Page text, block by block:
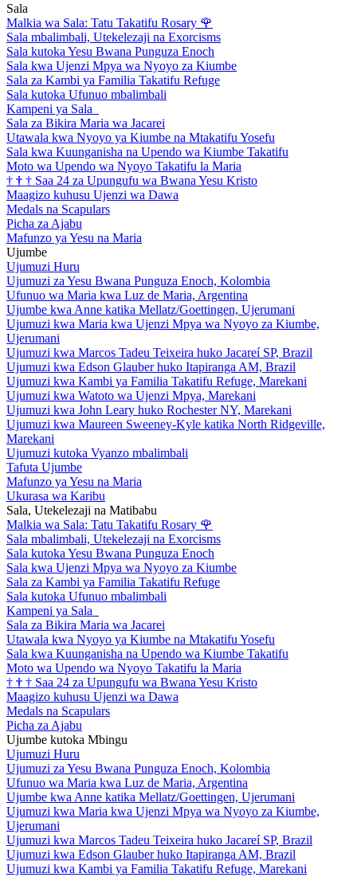
Sala
Malkia wa Sala: Tatu Takatifu Rosary 🌹
Sala mbalimbali, Utekelezaji na Exorcisms
Sala kutoka Yesu Bwana Punguza Enoch
Sala kwa Ujenzi Mpya wa Nyoyo za Kiumbe
Sala za Kambi ya Familia Takatifu Refuge
Sala kutoka Ufunuo mbalimbali
Kampeni ya Sala
Sala za Bikira Maria wa Jacarei
Utawala kwa Nyoyo ya Kiumbe na Mtakatifu Yosefu
Sala kwa Kuunganisha na Upendo wa Kiumbe Takatifu
Moto wa Upendo wa Nyoyo Takatifu la Maria
† † † Saa 24 za Upungufu wa Bwana Yesu Kristo
Maagizo kuhusu Ujenzi wa Dawa
Medals na Scapulars
Picha za Ajabu
Mafunzo ya Yesu na Maria
Ujumbe
Ujumuzi Huru
Ujumuzi za Yesu Bwana Punguza Enoch, Kolombia
Ufunuo wa Maria kwa Luz de Maria, Argentina
Ujumbe kwa Anne katika Mellatz/Goettingen, Ujerumani
Ujumuzi kwa Maria kwa Ujenzi Mpya wa Nyoyo za Kiumbe,
Ujerumani
Ujumuzi kwa Marcos Tadeu Teixeira huko Jacareí SP, Brazil
Ujumuzi kwa Edson Glauber huko Itapiranga AM, Brazil
Ujumuzi kwa Kambi ya Familia Takatifu Refuge, Marekani
Ujumuzi kwa Watoto wa Ujenzi Mpya, Marekani
Ujumuzi kwa John Leary huko Rochester NY, Marekani
Ujumuzi kwa Maureen Sweeney-Kyle katika North Ridgeville,
Marekani
Ujumuzi kutoka Vyanzo mbalimbali
Tafuta Ujumbe
Mafunzo ya Yesu na Maria
Ukurasa wa Karibu
Sala, Utekelezaji na Matibabu
Malkia wa Sala: Tatu Takatifu Rosary 🌹
Sala mbalimbali, Utekelezaji na Exorcisms
Sala kutoka Yesu Bwana Punguza Enoch
Sala kwa Ujenzi Mpya wa Nyoyo za Kiumbe
Sala za Kambi ya Familia Takatifu Refuge
Sala kutoka Ufunuo mbalimbali
Kampeni ya Sala
Sala za Bikira Maria wa Jacarei
Utawala kwa Nyoyo ya Kiumbe na Mtakatifu Yosefu
Sala kwa Kuunganisha na Upendo wa Kiumbe Takatifu
Moto wa Upendo wa Nyoyo Takatifu la Maria
† † † Saa 24 za Upungufu wa Bwana Yesu Kristo
Maagizo kuhusu Ujenzi wa Dawa
Medals na Scapulars
Picha za Ajabu
Ujumbe kutoka Mbingu
Ujumuzi Huru
Ujumuzi za Yesu Bwana Punguza Enoch, Kolombia
Ufunuo wa Maria kwa Luz de Maria, Argentina
Ujumbe kwa Anne katika Mellatz/Goettingen, Ujerumani
Ujumuzi kwa Maria kwa Ujenzi Mpya wa Nyoyo za Kiumbe,
Ujerumani
Ujumuzi kwa Marcos Tadeu Teixeira huko Jacareí SP, Brazil
Ujumuzi kwa Edson Glauber huko Itapiranga AM, Brazil
Ujumuzi kwa Kambi ya Familia Takatifu Refuge, Marekani